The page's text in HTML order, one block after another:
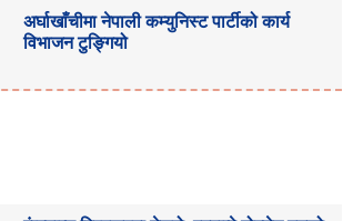
अर्घाखाँचीमा नेपाली कम्युनिस्ट पार्टीको कार्य
विभाजन टुङ्गियो